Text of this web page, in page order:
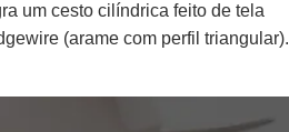
um cesto cilíndrica feito de tela
(arame com perfil triangular).